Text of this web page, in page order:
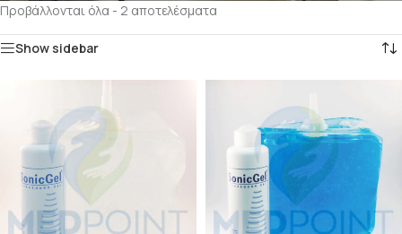
Προβάλλονται όλα - 2 αποτελέσματα
Show sidebar